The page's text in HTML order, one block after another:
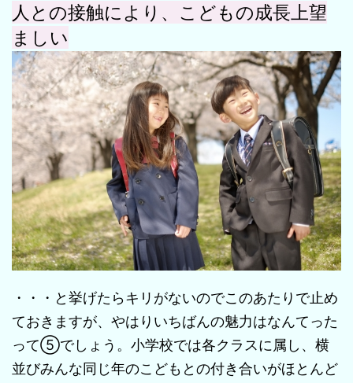
人との接触により、こどもの成長上望
ましい
・・・と挙げたらキリがないのでこのあたりで止め
ておきますが、やはりいちばんの魅力はなんてった
って⑤でしょう。小学校では各クラスに属し、横
並びみんな同じ年のこどもとの付き合いがほとんど